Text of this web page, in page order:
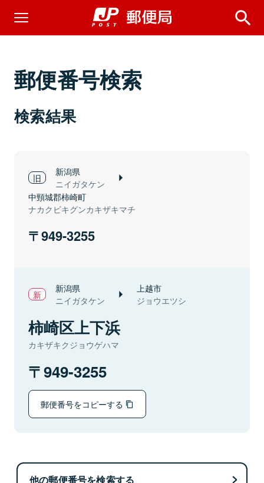
郵便番号検索
検索結果
新潟県
ニイガタケン
中頸城郡柿崎町
ナカクビキグンカキザキマチ
949-3255
新潟県
ニイガタケン
上越市
ジョウエツシ
柿崎区上下浜
カキザキクジョウゲハマ
949-3255
郵便番号をコピーする
他の郵便番号を検索する